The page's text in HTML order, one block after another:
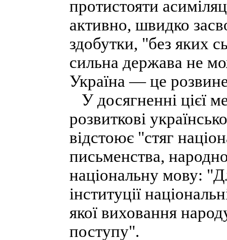
протистояти
активно, швидко
здобутки, "без яких
сильна держава не
Україна — це
У досягненні цієї
розвиткові
відстоює "стяг
письменства,
національну мову:
інституції
якої виховання
поступу".